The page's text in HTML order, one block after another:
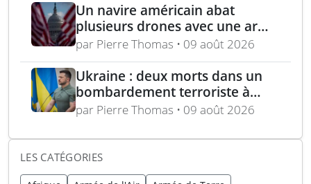
Un navire américain abat
plusieurs drones avec une arme
laser lors d’une démonstration
en mer
par Pierre Thomas • 09 août 2026
Ukraine : deux morts dans un
bombardement terroriste à
Kharkiv – acquisition turque de
missiles ATACMS
par Pierre Thomas • 09 août 2026
LES CATÉGORIES